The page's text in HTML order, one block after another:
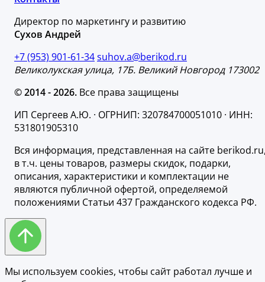
Директор по маркетингу и развитию
Сухов Андрей
+7 (953) 901-61-34suhov.a@berikod.ru
Великолукская улица, 17Б. Великий Новгород 173002
© 2014 - 2026. Все права защищены
ИП Сергеев А.Ю. · ОГРНИП: 320784700051010 · ИНН:
531801905310
Вся информация, представленная на сайте
в т.ч. цены товаров, размеры скидок, подарки,
описания, характеристики и комплектации не
являются публичной офертой, определяемой
положениями Статьи 437 Гражданского кодекса РФ.
Мы используем cookies, чтобы сайт работал лучше и